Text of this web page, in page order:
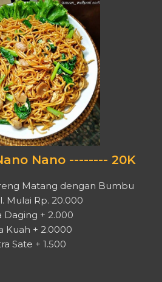
Nano -------- 20K
Matang dengan Bumbu
Mulai Rp. 20.000
Daging + 2.000
Kuah + 2.0000
Sate + 1.500